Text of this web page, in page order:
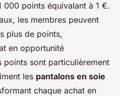
000 points équivalant à 1 €.
les membres peuvent
plus de points,
en opportunité
sont particulièrement
les pantalons en soie
chaque achat en